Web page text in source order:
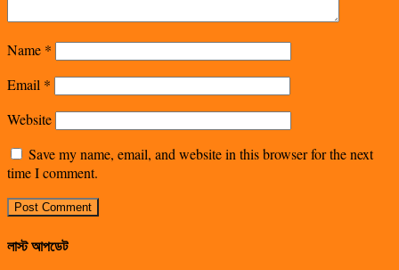
Name *
Email *
Website
Save my name, email, and website in this browser for the next
time I comment.
লাস্ট আপডেট